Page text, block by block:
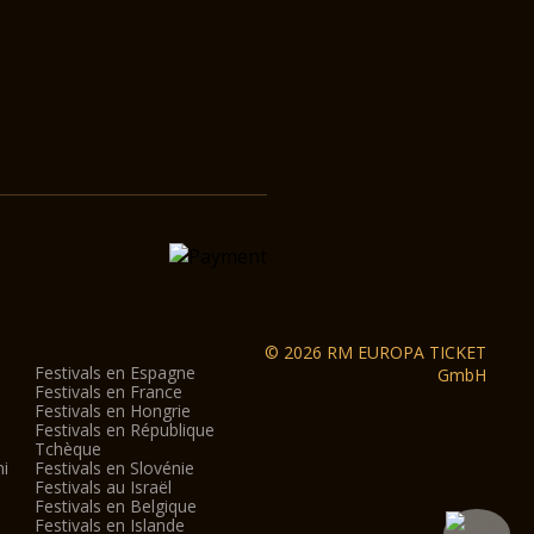
Festivals en Espagne
Festivals en France
Festivals en Hongrie
Festivals en République
Tchèque
Festivals en Slovénie
Festivals au Israël
Festivals en Belgique
Festivals en Islande
© 2026 RM EUROPA TICKET
GmbH